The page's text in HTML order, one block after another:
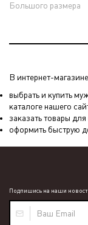
Большого размера
В интернет-
выбрать и купить
каталоге нашего
заказать товары
оформить быструю
Подпишись на наши